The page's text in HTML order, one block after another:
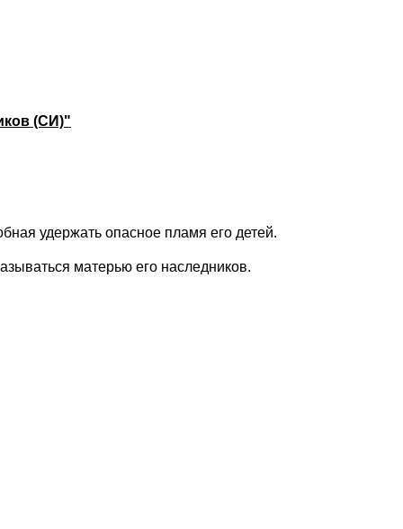
(СИ)"
удержать опасное пламя его детей.
матерью его наследников.